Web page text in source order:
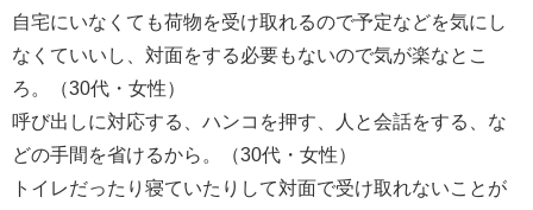
自宅にいなくても荷物を受け取れるので予定などを気にし
なくていいし、対面をする必要もないので気が楽なとこ
ろ。（30代・女性）
呼び出しに対応する、ハンコを押す、人と会話をする、な
どの手間を省けるから。（30代・女性）
トイレだったり寝ていたりして対面で受け取れないことが